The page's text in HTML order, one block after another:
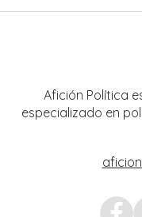
Afición Política
especializado en